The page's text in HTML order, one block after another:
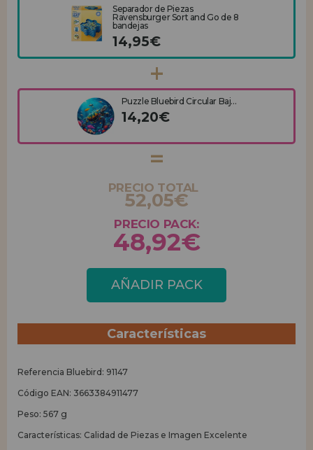
Separador de Piezas
Ravensburger Sort and Go de 8
bandejas
14,95€
Puzzle Bluebird Circular Baj...
14,20€
PRECIO TOTAL
52,05€
PRECIO PACK:
48,92€
AÑADIR PACK
Características
Referencia Bluebird: 91147
Código EAN: 3663384911477
Peso: 567 g
Características: Calidad de Piezas e Imagen Excelente